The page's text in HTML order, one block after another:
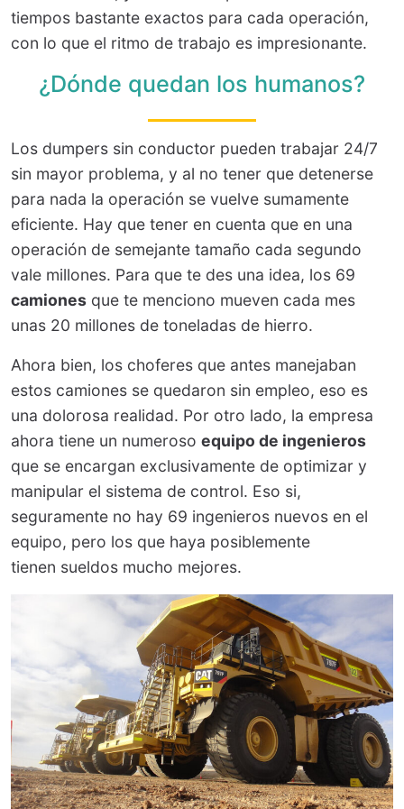
tiempos bastante exactos para cada operación,
con lo que el ritmo de trabajo es impresionante.
¿Dónde quedan los humanos?
Los dumpers sin conductor pueden trabajar 24/7
sin mayor problema, y al no tener que detenerse
para nada la operación se vuelve sumamente
eficiente. Hay que tener en cuenta que en una
operación de semejante tamaño cada segundo
vale millones. Para que te des una idea, los 69
camiones que te menciono mueven cada mes
unas 20 millones de toneladas de hierro.
Ahora bien, los choferes que antes manejaban
estos camiones se quedaron sin empleo, eso es
una dolorosa realidad. Por otro lado, la empresa
ahora tiene un numeroso equipo de ingenieros
que se encargan exclusivamente de optimizar y
manipular el sistema de control. Eso si,
seguramente no hay 69 ingenieros nuevos en el
equipo, pero los que haya posiblemente
tienen sueldos mucho mejores.